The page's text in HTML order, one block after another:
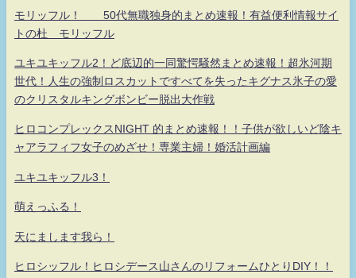
モリッフル！ 50代無職独身的まとめ速報！有益便利情報サイ
トの杜 モリッフル
ユキユキッフル2！ど底辺的一同驚愕騒然まとめ速報！超氷河期
世代！人生の強制ロスカットですべてを失ったキグナス氷子の愛
のクリスタルキングボンビー脱出大作戦
ヒロコンプレックスNIGHT 的まとめ速報！！子供が欲しいど陰キ
ャアラフィフ女子のめざせ！専業主婦！婚活計画編
ユキユキッフル3！
萌えっふる！
天にまします我ら！
ヒロシッフル！ヒロシデース山さんのリフォームひとりDIY！！